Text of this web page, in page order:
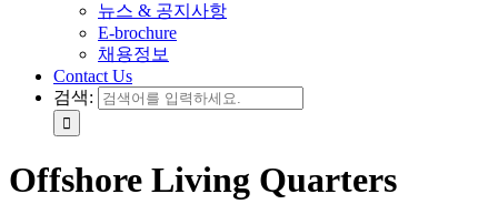
뉴스 & 공지사항
E-brochure
채용정보
Contact Us
검색:
Offshore Living Quarters